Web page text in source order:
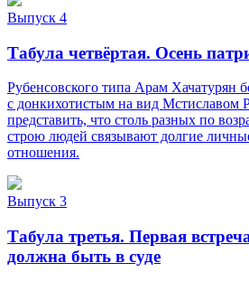
Выпуск 4
Табула четвёртая. Осень
Рубенсовского типа Арам Хачатурян
с донкихотистым на вид Мстиславом
представить, что столь разных по
строю людей связывают долгие
отношения.
Выпуск 3
Табула третья. Первая
должна быть в суде